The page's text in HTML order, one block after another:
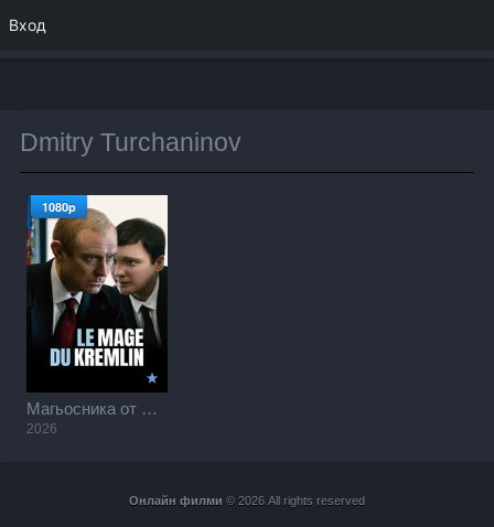
Dmitry Turchaninov
Магьосника от Кремъл / The Wizard of the Kremlin (2026)
2026
1080p
Онлайн филми © 2026 All rights reserved
Вход